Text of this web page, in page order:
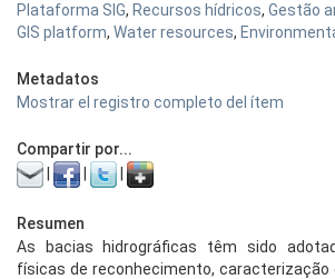
Plataforma SIG, Recursos hídricos, Gestão
GIS platform, Water resources,
Metadatos
Mostrar el registro completo del ítem
Compartir por...
Resumen
As bacias hidrográficas têm sido
físicas de reconhecimento, caracterização